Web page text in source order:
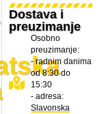
Dostava i
preuzimanje
Osobno
preuzimanje:
- radnim danima
od 8:30 do
15:30
- adresa:
Slavonska